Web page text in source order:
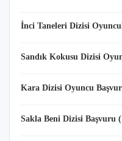
İnci Taneleri Dizisi
Sandık Kokusu Dizisi
Kara Dizisi Oyuncu
Sakla Beni Dizisi Başvuru